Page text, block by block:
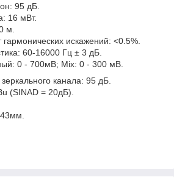
95 дБ.
16 мВт.
м.
искажений: <0.5%.
60-16000 Гц ± 3 дБ.
0 - 700мВ; Mix: 0 - 300 мВ.
канала: 95 дБ.
(SINAD = 20дБ).